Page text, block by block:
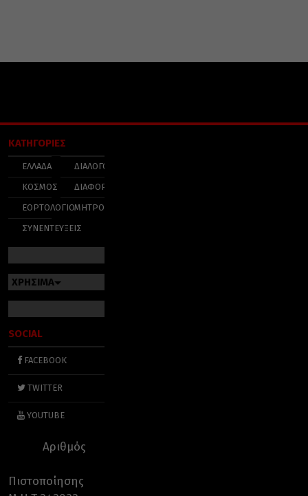
ΚΑΤΗΓΟΡΙΕΣ
ΕΛΛΑΔΑ
ΚΟΣΜΟΣ
ΕΟΡΤΟΛΟΓΙΟ
ΣΥΝΕΝΤΕΥΞΕΙΣ
ΔΙΑΛΟΓΟΣ
ΔΙΑΦΟΡΑ
ΜΗΤΡΟΠΟΛΕΙΣ
ΧΡΗΣΙΜΑ
SOCIAL
FACEBOOK
TWITTER
YOUTUBE
Αριθμός
Πιστοποίησης